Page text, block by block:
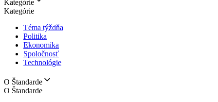
Kategórie
Kategórie
Téma týždňa
Politika
Ekonomika
Spoločnosť
Technológie
O Štandarde
O Štandarde